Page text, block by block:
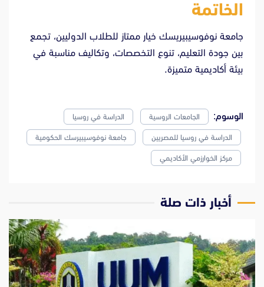
الخاتمة
جامعة نوفوسيبيريسك خيار ممتاز للطلاب الدوليين، تجمع
بين جودة التعليم، تنوع التخصصات، وتكاليف مناسبة في
بيئة أكاديمية متميزة.
الوسوم: الجامعات الروسية الدراسة في روسيا
الدراسة في روسيا للمصريين جامعة نوفوسيبيرسك الحكومية
مركز الخوارزمي الأكاديمي
‫أخبار ذات صلة